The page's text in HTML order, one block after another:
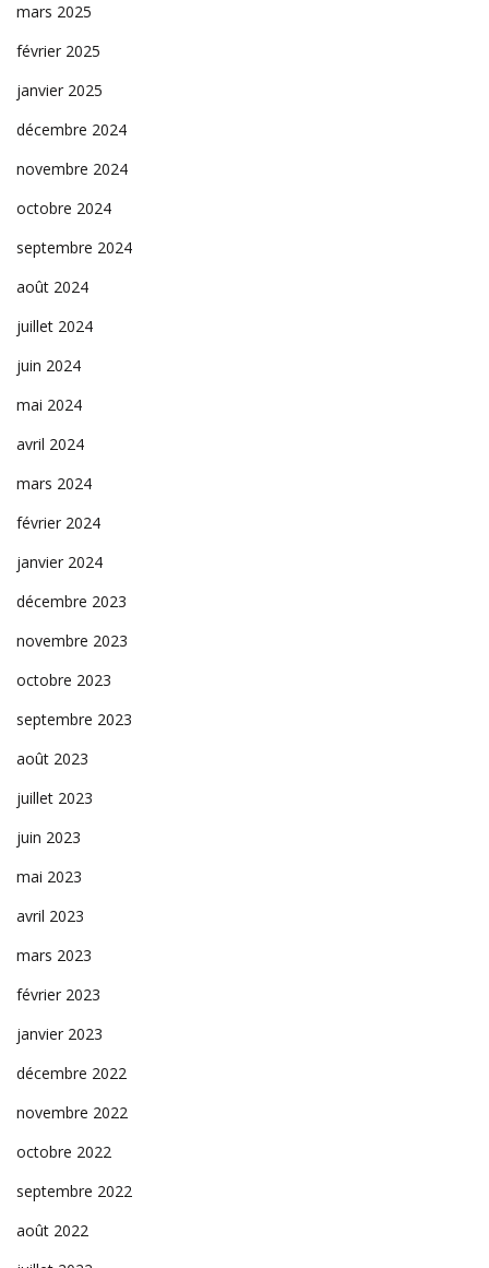
mars 2025
février 2025
janvier 2025
décembre 2024
novembre 2024
octobre 2024
septembre 2024
août 2024
juillet 2024
juin 2024
mai 2024
avril 2024
mars 2024
février 2024
janvier 2024
décembre 2023
novembre 2023
octobre 2023
septembre 2023
août 2023
juillet 2023
juin 2023
mai 2023
avril 2023
mars 2023
février 2023
janvier 2023
décembre 2022
novembre 2022
octobre 2022
septembre 2022
août 2022